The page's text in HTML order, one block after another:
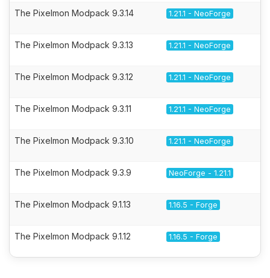
The Pixelmon Modpack 9.3.14 1.21.1 - NeoForge
The Pixelmon Modpack 9.3.13 1.21.1 - NeoForge
The Pixelmon Modpack 9.3.12 1.21.1 - NeoForge
The Pixelmon Modpack 9.3.11 1.21.1 - NeoForge
The Pixelmon Modpack 9.3.10 1.21.1 - NeoForge
The Pixelmon Modpack 9.3.9 NeoForge - 1.21.1
The Pixelmon Modpack 9.1.13 1.16.5 - Forge
The Pixelmon Modpack 9.1.12 1.16.5 - Forge